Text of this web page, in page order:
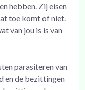
hebben. Zij eisen
toe komt of niet.
van jou is is van
parasiteren van
en de bezittingen